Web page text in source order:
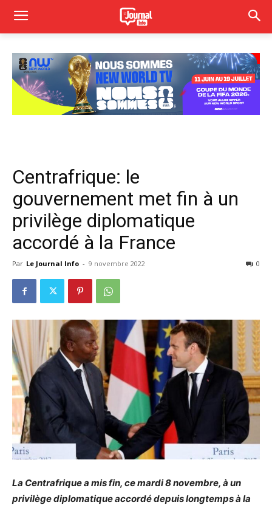
Centrafrique: le
gouvernement met fin à un
privilège diplomatique
accordé à la France
Par Le Journal Info - 9 novembre 2022 0
La Centrafrique a mis fin, ce mardi 8 novembre, à un
privilège diplomatique accordé depuis longtemps à la